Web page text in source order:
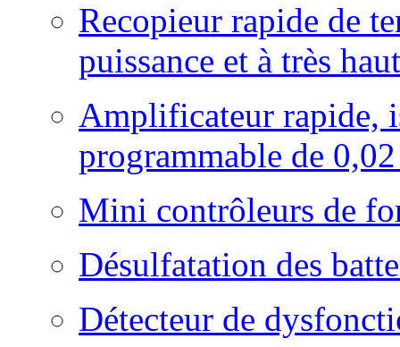
Recopieur rapide de
puissance et à très
Amplificateur rapide,
programmable de
Mini contrôleurs de
Désulfatation des
Détecteur de